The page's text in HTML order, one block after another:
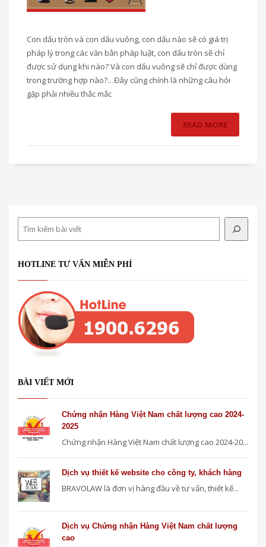
Con dấu tròn và con dấu vuông, con dấu nào sẽ có giá trị
pháp lý trong các văn bẳn pháp luật, con dấu tròn sẽ chỉ
được sử dụng khi nào? Và con dấu vuông sẽ chỉ được dùng
trong trường hợp nào?…Đây cũng chính là những câu hỏi
gặp phải nhiều thắc mắc
READ MORE
HOTLINE TƯ VẤN MIỄN PHÍ
BÀI VIẾT MỚI
Chứng nhận Hàng Việt Nam chất lượng cao 2024-
2025
Chứng nhận Hàng Việt Nam chất lượng cao 2024-20...
Dịch vụ thiết kế website cho công ty, khách hàng
BRAVOLAW là đơn vị hàng đầu về tư vấn, thiết kế...
Dịch vụ Chứng nhận Hàng Việt Nam chất lượng
cao